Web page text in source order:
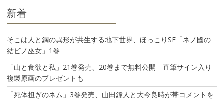
新着
そこは人と鋼の異形が共生する地下世界、ほっこりSF「ネノ國の
結ビノ巫女」1巻
「山と食欲と私」21巻発売、20巻まで無料公開 直筆サイン入り
複製原画のプレゼントも
「死体担ぎのネム」3巻発売、山田鐘人と大今良時が帯コメントを